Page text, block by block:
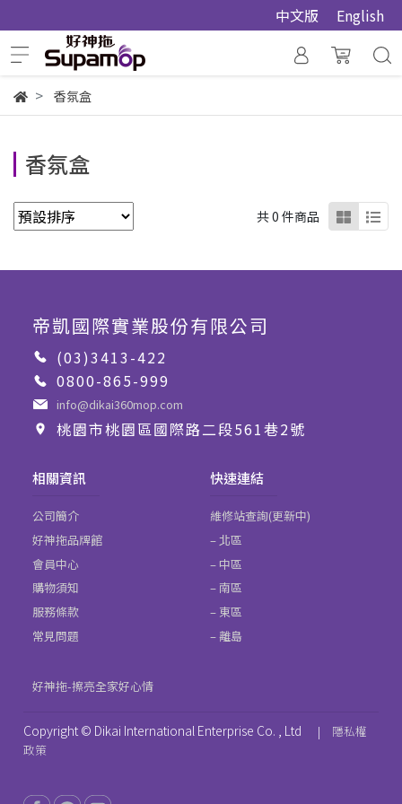
中文版 English
香氛盒
香氛盒
共 0 件商品
帝凱國際實業股份有限公司
(03)3413-422
0800-865-999
info@dikai360mop.com
桃園市桃園區國際路二段561巷2號
相關資訊
公司簡介
好神拖品牌館
會員中心
購物須知
服務條款
常見問題
快速連結
維修站查詢(更新中)
– 北區
– 中區
– 南區
– 東區
– 離島
好神拖-擦亮全家好心情
Copyright © Dikai International Enterprise Co. , Ltd |
隱私權
政策